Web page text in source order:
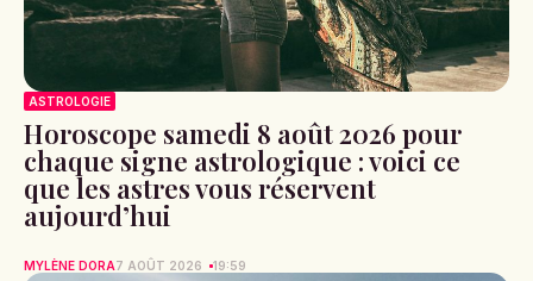
ASTROLOGIE
Horoscope samedi 8 août 2026 pour
chaque signe astrologique : voici ce
que les astres vous réservent
aujourd’hui
MYLÈNE DORA7 AOÛT 2026 19:59